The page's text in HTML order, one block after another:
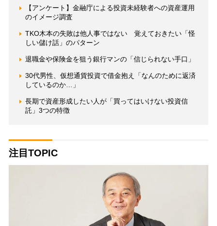
【アンケート】金融庁による投資未経験者への資産運用
のイメージ調査
TKO木本の失敗は他人事ではない 覚えておきたい「怪
しい儲け話」のパターン
退職金や保険金を狙う銀行マンの「信じられない手口」
30代男性、仮想通貨投資で借金抱え「なんのために返済
しているのか…」
長期で資産形成したい人が「買ってはいけない投資信
託」3つの特徴
注目TOPIC